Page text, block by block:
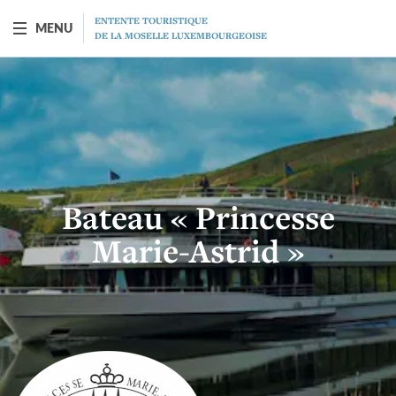
MENU
ENTENTE TOURISTIQUE
DE LA MOSELLE LUXEMBOURGEOISE
BATEAU "PRINCESSE-MARIE-ASTRID"
Présentation
Horaires
Tarifs
Restaurant
Chèque-cadeau
Programme
Bateau « Princesse
Marie-Astrid »